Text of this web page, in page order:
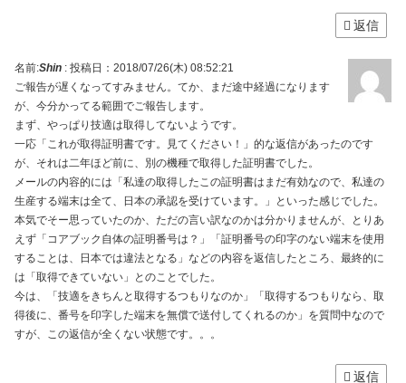
返信
名前:Shin : 投稿日：2018/07/26(木) 08:52:21
ご報告が遅くなってすみません。てか、まだ途中経過になります
が、今分かってる範囲でご報告します。
まず、やっぱり技適は取得してないようです。
一応「これが取得証明書です。見てください！」的な返信があったのです
が、それは二年ほど前に、別の機種で取得した証明書でした。
メールの内容的には「私達の取得したこの証明書はまだ有効なので、私達の
生産する端末は全て、日本の承認を受けています。」といった感じでした。
本気でそー思っていたのか、ただの言い訳なのかは分かりませんが、とりあ
えず「コアブック自体の証明番号は？」「証明番号の印字のない端末を使用
することは、日本では違法となる」などの内容を返信したところ、最終的に
は「取得できていない」とのことでした。
今は、「技適をきちんと取得するつもりなのか」「取得するつもりなら、取
得後に、番号を印字した端末を無償で送付してくれるのか」を質問中なので
すが、この返信が全くない状態です。。。
返信